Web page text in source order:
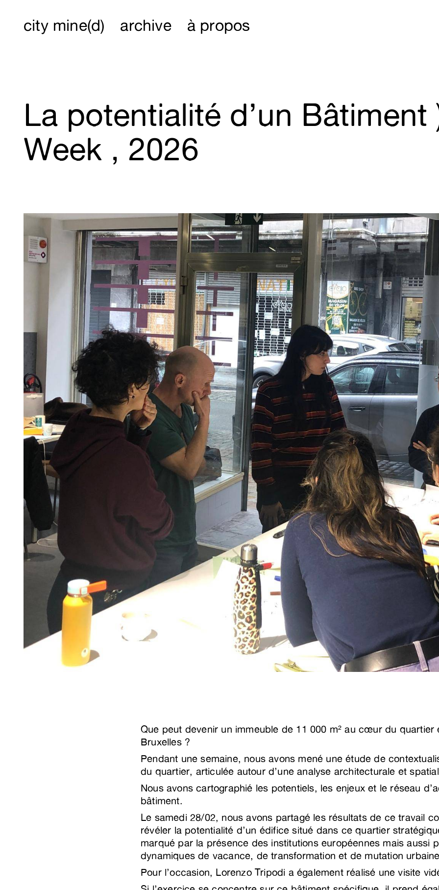
city mine(d) archive à propos
La potentialité d’un Bâtiment
Week , 2026
Que peut devenir un immeuble de 11 000 m² au cœur du quartier
Bruxelles ?
Pendant une semaine, nous avons mené une étude de
du quartier, articulée autour d’une analyse architecturale et
Nous avons cartographié les potentiels, les enjeux et le réseau
bâtiment.
Le samedi 28/02, nous avons partagé les résultats de ce travail
révéler la potentialité d’un édifice situé dans ce quartier
marqué par la présence des institutions européennes mais aussi
dynamiques de vacance, de transformation et de mutation
Pour l’occasion, Lorenzo Tripodi a également réalisé une visite